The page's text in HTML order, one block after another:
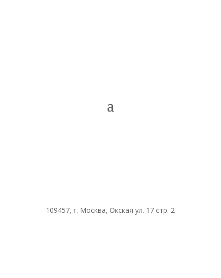
109457, г. Москва, Окская ул. 17 стр. 2